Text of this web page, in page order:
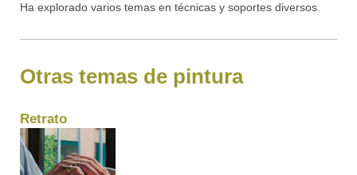
Ha explorado varios temas en técnicas y soportes diversos.
Otras temas de pintura
Retrato